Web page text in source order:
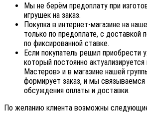
Мы не берём предоплату при
игрушек на заказ.
Покупка в интернет-магазине на
только по предоплате, с доставкой
по фиксированной ставке.
Если покупатель решил приобрести
который постоянно
Мастеров» и в магазине нашей
формирует заказ, и мы
обсуждения оплаты и доставки.
По желанию клиента возможны